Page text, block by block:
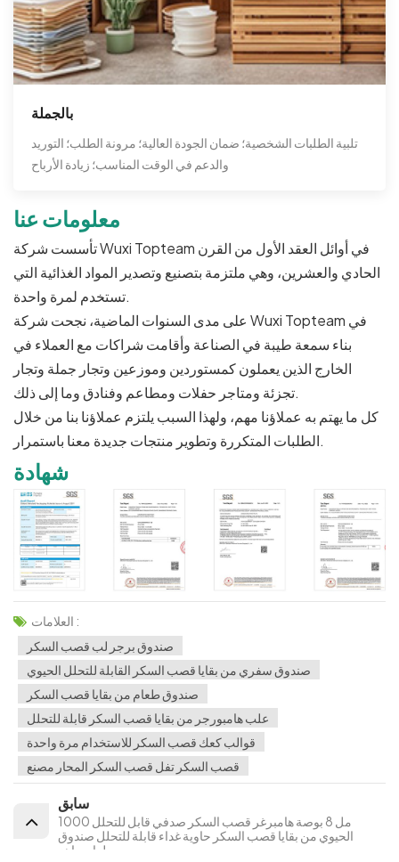
بالجملة
تلبية الطلبات الشخصية؛ ضمان الجودة العالية؛ مرونة الطلب؛ التوريد
والدعم في الوقت المناسب؛ زيادة الأرباح
معلومات عنا
تأسست شركة Wuxi Topteam في أوائل العقد الأول من القرن
الحادي والعشرين، وهي ملتزمة بتصنيع وتصدير المواد الغذائية التي
تستخدم لمرة واحدة.
على مدى السنوات الماضية، نجحت شركة Wuxi Topteam في
بناء سمعة طيبة في الصناعة وأقامت شراكات مع العملاء في
الخارج الذين يعملون كمستوردين وموزعين وتجار جملة وتجار
تجزئة ومتاجر حفلات ومطاعم وفنادق وما إلى ذلك.
كل ما يهتم به عملاؤنا مهم، ولهذا السبب يلتزم عملاؤنا بنا من خلال
الطلبات المتكررة وتطوير منتجات جديدة معنا باستمرار.
شهادة
العلامات :
صندوق برجر لب قصب السكر
صندوق سفري من بقايا قصب السكر القابلة للتحلل الحيوي
صندوق طعام من بقايا قصب السكر
علب هامبورجر من بقايا قصب السكر قابلة للتحلل
قوالب كعك قصب السكر للاستخدام مرة واحدة
قصب السكر تفل قصب السكر المحار مصنع
سابق
1000 مل 8 بوصة هامبرغر قصب السكر صدفي قابل للتحلل
الحيوي من بقايا قصب السكر حاوية غداء قابلة للتحلل صندوق
طعام جاهز